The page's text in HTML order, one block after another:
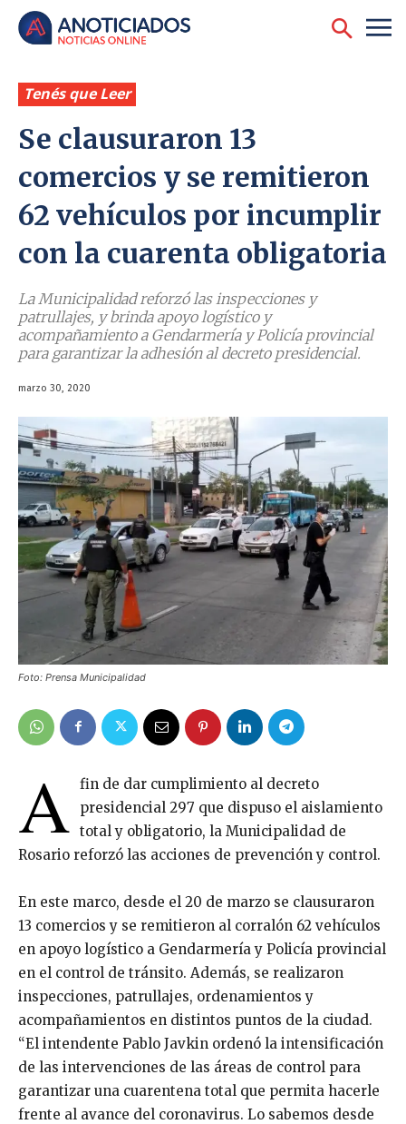
Tenés que Leer
Se clausuraron 13
comercios y se remitieron
62 vehículos por incumplir
con la cuarenta obligatoria
La Municipalidad reforzó las inspecciones y
patrullajes, y brinda apoyo logístico y
acompañamiento a Gendarmería y Policía provincial
para garantizar la adhesión al decreto presidencial.
marzo 30, 2020
Foto: Prensa Municipalidad
A fin de dar cumplimiento al decreto
presidencial 297 que dispuso el aislamiento
total y obligatorio, la Municipalidad de
Rosario reforzó las acciones de prevención y control.
En este marco, desde el 20 de marzo se clausuraron
13 comercios y se remitieron al corralón 62 vehículos
en apoyo logístico a Gendarmería y Policía provincial
en el control de tránsito. Además, se realizaron
inspecciones, patrullajes, ordenamientos y
acompañamientos en distintos puntos de la ciudad.
“El intendente Pablo Javkin ordenó la intensificación
de las intervenciones de las áreas de control para
garantizar una cuarentena total que permita hacerle
frente al avance del coronavirus. Lo sabemos desde